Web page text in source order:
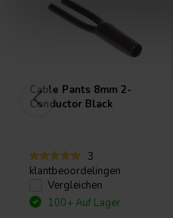
Cable Pants 8mm 2-
Conductor Black
3
klantbeoordelingen
Vergleichen
100+ Auf Lager